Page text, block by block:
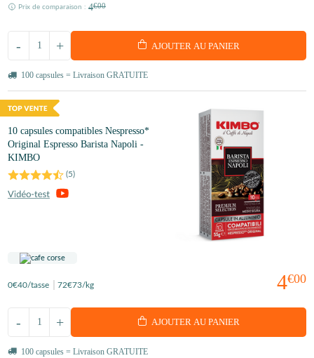
Prix de comparaison : 4€00
+
- AJOUTER AU PANIER
100 capsules = Livraison GRATUITE
10 capsules compatibles Nespresso*
Original Espresso Barista Napoli -
KIMBO
(5)
4€00
0€40/tasse 72€73/kg
+
- AJOUTER AU PANIER
100 capsules = Livraison GRATUITE